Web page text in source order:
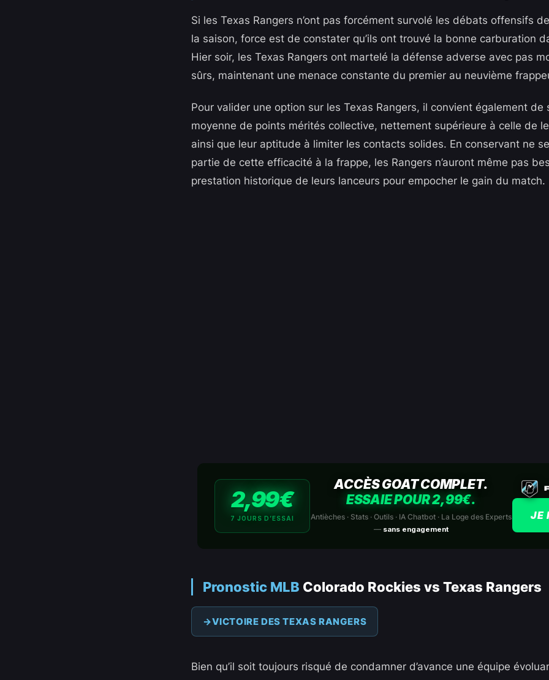
Si les Texas Rangers n’ont pas forcément survolé les débats offensifs
la saison, force est de constater qu’ils ont trouvé la bonne carburation
Hier soir, les Texas Rangers ont martelé la défense adverse avec pas
sûrs, maintenant une menace constante du premier au neuvième
Pour valider une option sur les Texas Rangers, il convient également de
moyenne de points mérités collective, nettement supérieure à celle de
ainsi que leur aptitude à limiter les contacts solides. En conservant ne
partie de cette efficacité à la frappe, les Rangers n’auront même pas
prestation historique de leurs lanceurs pour empocher le gain du match.
2,99€
7 JOURS D’ESSAI
ACCÈS GOAT COMPLET.
ESSAIE POUR 2,99€.
Antièches · Stats · Outils · IA Chatbot · La Loge des Experts
— sans engagement
JE
Pronostic MLB Colorado Rockies vs Texas Rangers
VICTOIRE DES TEXAS RANGERS
Bien qu’il soit toujours risqué de condamner d’avance une équipe